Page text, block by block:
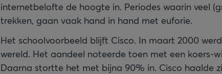
internetbelofte de hoogte in. Periodes waarin veel
trekken, gaan vaak hand in hand met euforie.
Het schoolvoorbeeld blijft Cisco. In maart 2000
wereld. Het aandeel noteerde toen met een koers-
Daarna stortte het met bijna 90% in. Cisco haalde